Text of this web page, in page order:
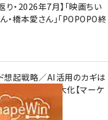
り・2026年7月】「映画ちい
・橋本愛さん」「POPOPO終
想起戦略／AI活用のカギは
動画広告をAIで最大化【マーケ